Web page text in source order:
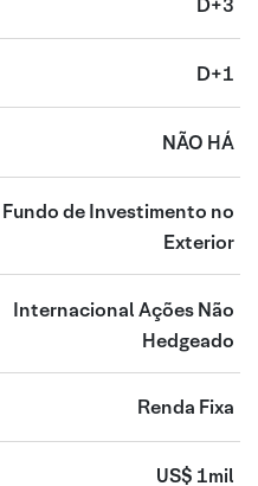
D+3
D+1
NÃO HÁ
Fundo de Investimento no
Exterior
Internacional Ações Não
Hedgeado
Renda Fixa
US$ 1mil